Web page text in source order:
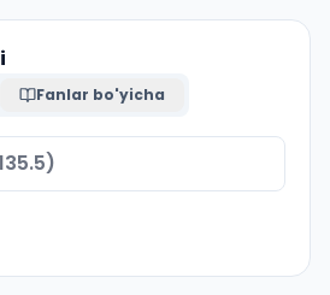
Fanlar bo'yicha